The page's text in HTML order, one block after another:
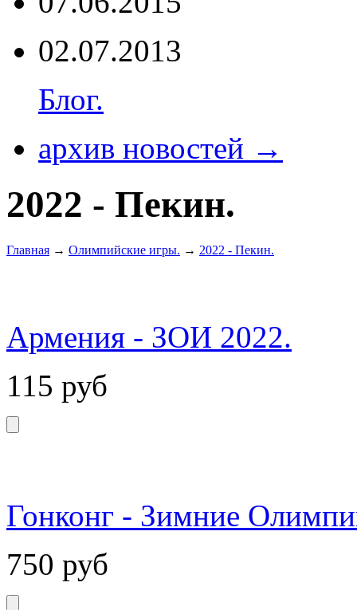
02.07.2013
Блог.
архив новостей →
2022 - Пекин.
Главная → Олимпийские игры. → 2022 - Пекин.
Армения - ЗОИ 2022.
115 руб
Гонконг - Зимние
750 руб